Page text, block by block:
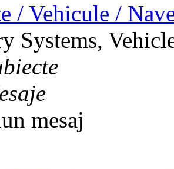
/ Vehicule /
Systems,
mesaj